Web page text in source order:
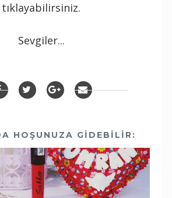
tıklayabilirsiniz.
Sevgiler...
HOŞUNUZA GIDEBILIR: